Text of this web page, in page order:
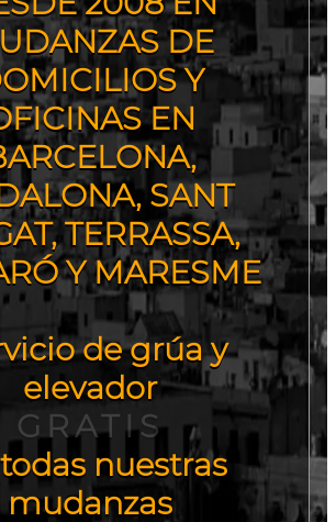
DE
Y
EN
SANT
TERRASSA,
Y MARESME
de grúa y
elevador
GRATIS
nuestras
mudanzas